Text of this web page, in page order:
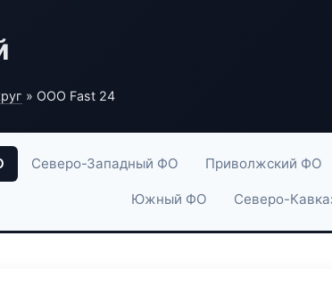
» ООО Fast 24
Северо-Западный ФО Приволжский ФО
Южный ФО Северо-